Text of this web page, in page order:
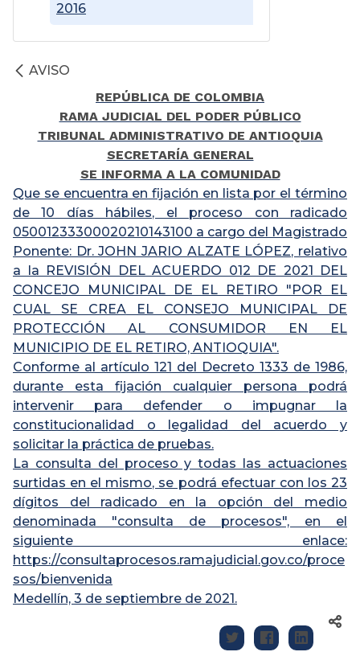
2016
AVISO
REPÚBLICA DE COLOMBIA
RAMA JUDICIAL DEL PODER PÚBLICO
TRIBUNAL ADMINISTRATIVO DE ANTIOQUIA
SECRETARÍA GENERAL
SE INFORMA A LA COMUNIDAD
Que se encuentra en fijación en lista por el término
de 10 días hábiles, el proceso con radicado
05001233300020210143100 a cargo del Magistrado
Ponente: Dr. JOHN JARIO ALZATE LÓPEZ, relativo
a la REVISIÓN DEL ACUERDO 012 DE 2021 DEL
CONCEJO MUNICIPAL DE EL RETIRO "POR EL
CUAL SE CREA EL CONSEJO MUNICIPAL DE
PROTECCIÓN AL CONSUMIDOR EN EL
MUNICIPIO DE EL RETIRO, ANTIOQUIA".
Conforme al artículo 121 del Decreto 1333 de 1986,
durante esta fijación cualquier persona podrá
intervenir para defender o impugnar la
constitucionalidad o legalidad del acuerdo y
solicitar la práctica de pruebas.
La consulta del proceso y todas las actuaciones
surtidas en el mismo, se podrá efectuar con los 23
dígitos del radicado en la opción del medio
denominada "consulta de procesos", en el
siguiente enlace:
https://consultaprocesos.ramajudicial.gov.co/proce
sos/bienvenida
Medellín, 3 de septiembre de 2021.